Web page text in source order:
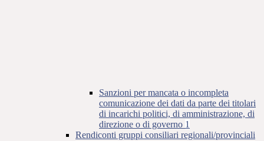
Sanzioni per mancata o incompleta
comunicazione dei dati da parte dei titolari
di incarichi politici, di amministrazione, di
direzione o di governo 1
Rendiconti gruppi consiliari regionali/provinciali